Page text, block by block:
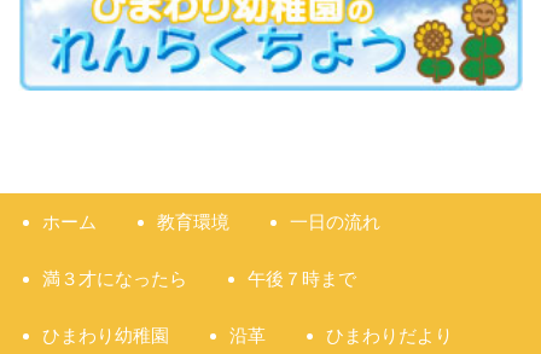
ホーム 教育環境 一日の流れ
満３才になったら 午後７時まで
ひまわり幼稚園 沿革 ひまわりだより